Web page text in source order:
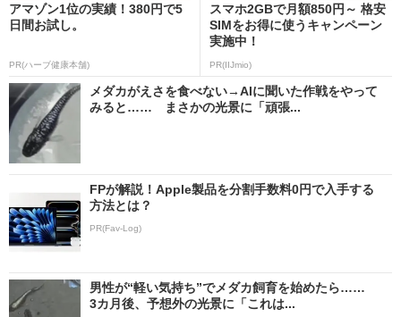
アマゾン1位の実績！380円で5
日間お試し。
PR(ハーブ健康本舗)
スマホ2GBで月額850円～ 格安
SIMをお得に使うキャンペーン
実施中！
PR(IIJmio)
メダカがえさを食べない→AIに聞いた作戦をやって
みると…… まさかの光景に「頑張...
FPが解説！Apple製品を分割手数料0円で入手する
方法とは？
PR(Fav-Log)
男性が“軽い気持ち”でメダカ飼育を始めたら……
3カ月後、予想外の光景に「これは...